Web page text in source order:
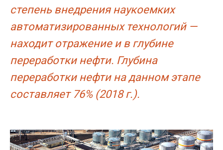
степень внедрения наукоемких
автоматизированных технологий —
находит отражение и в глубине
переработки нефти. Глубина
переработки нефти на данном этапе
составляет 76% (2018 г.).